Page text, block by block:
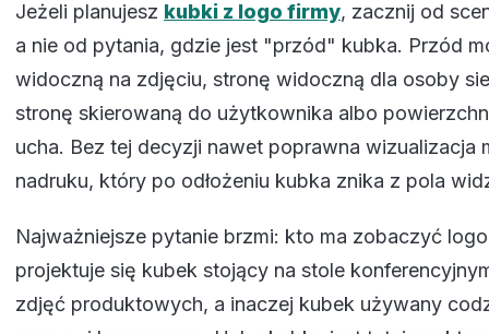
Jeżeli planujesz kubki z logo firmy, zacznij od
a nie od pytania, gdzie jest "przód" kubka. Przód
widoczną na zdjęciu, stronę widoczną dla osoby
stronę skierowaną do użytkownika albo
ucha. Bez tej decyzji nawet poprawna wizualizacja
nadruku, który po odłożeniu kubka znika z pola
Najważniejsze pytanie brzmi: kto ma zobaczyć
projektuje się kubek stojący na stole
zdjęć produktowych, a inaczej kubek używany